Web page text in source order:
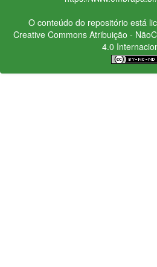
O conteúdo do repositório está
Creative CommonsAtribuição -
4.0